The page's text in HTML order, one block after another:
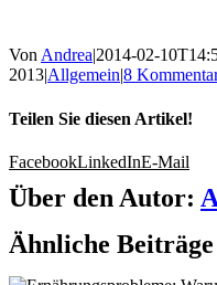
VonAndrea|2014-02-
2013|Allgemein|8
Teilen Sie diesen Artikel!
FacebookLinkedInE-Mail
Über den Autor:
Ähnliche Beiträge